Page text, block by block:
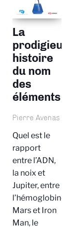
La
histoire
du nom
des
éléments
Pierre Avenas
Quel est le
rapport
entre l’ADN,
la noix et
Jupiter, entre
l’hémoglobine,
Mars et Iron
Man, le